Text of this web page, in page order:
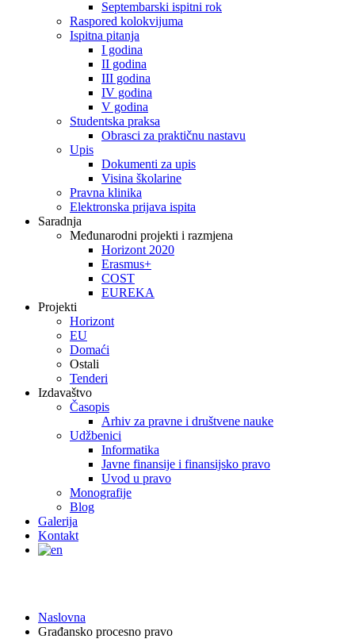
Septembarski ispitni rok
Raspored kolokvijuma
Ispitna pitanja
I godina
II godina
III godina
IV godina
V godina
Studentska praksa
Obrasci za praktičnu nastavu
Upis
Dokumenti za upis
Visina školarine
Pravna klinika
Elektronska prijava ispita
Saradnja
Međunarodni projekti i razmjena
Horizont 2020
Erasmus+
COST
EUREKA
Projekti
Horizont
EU
Domaći
Ostali
Tenderi
Izdavaštvo
Časopis
Arhiv za pravne i društvene nauke
Udžbenici
Informatika
Javne finansije i finansijsko pravo
Uvod u pravo
Monografije
Blog
Galerija
Kontakt
Naslovna
Građansko procesno pravo